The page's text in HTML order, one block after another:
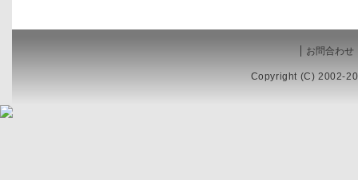
お問合わせ
Copyright (C) 2002-